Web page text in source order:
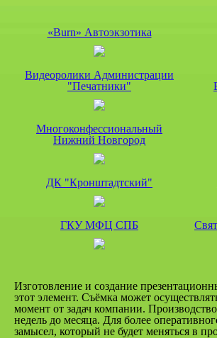
«Burn» Автоэкзотика
Видеоролики Администрации
"Печатники"
Многоконфессиональный
Нижний Новгород
ДК "Кронштадтский"
ГКУ МФЦ СПБ
Изготовление и создание
этот элемент. Съёмка может
момент от задач компании.
недель до месяца. Для более
замысел, который не будет меняться в